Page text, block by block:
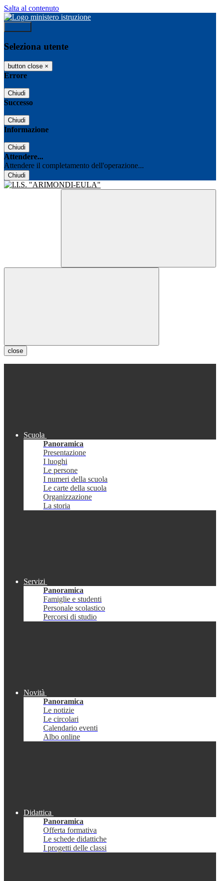
Salta al contenuto
Seleziona utente
button close ×
Errore
Chiudi
Successo
Chiudi
Informazione
Chiudi
Attendere...
Attendere il completamento dell'operazione...
Chiudi
close
Scuola
Panoramica
Presentazione
I luoghi
Le persone
I numeri della scuola
Le carte della scuola
Organizzazione
La storia
Servizi
Panoramica
Famiglie e studenti
Personale scolastico
Percorsi di studio
Novità
Panoramica
Le notizie
Le circolari
Calendario eventi
Albo online
Didattica
Panoramica
Offerta formativa
Le schede didattiche
I progetti delle classi